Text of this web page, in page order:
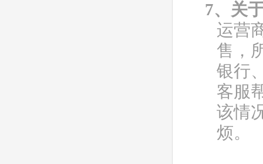
7、关
运营
售，
银行
客服
该情
烦。